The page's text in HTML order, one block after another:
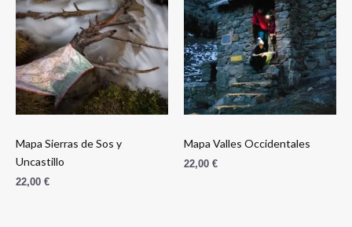
Mapa Sierras de Sos y
Uncastillo
22,00 €
Mapa Valles Occidentales
22,00 €